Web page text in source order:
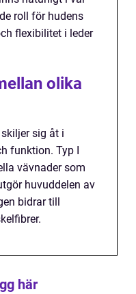
roll för hudens
flexibilitet i leder
olika
sig åt i
funktion. Typ I
vävnader som
huvuddelen av
bidrar till
här